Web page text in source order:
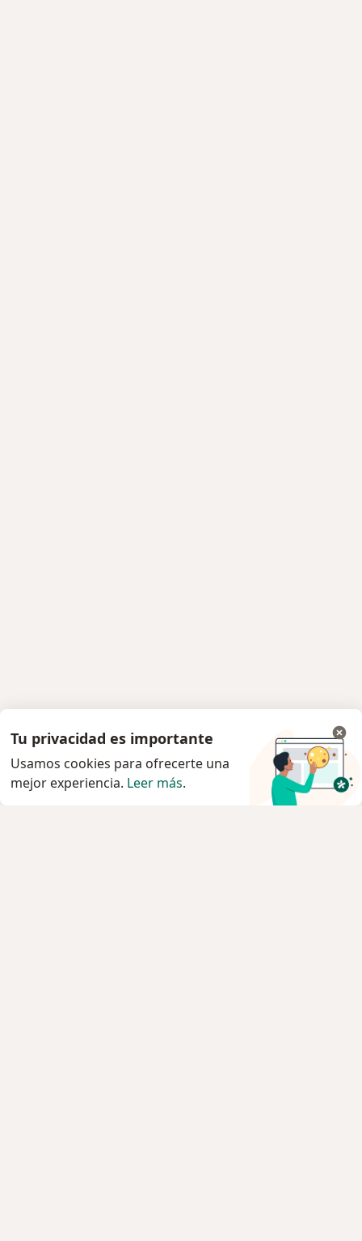
Tu privacidad es importante
Usamos cookies para ofrecerte una
mejor experiencia. Leer más.